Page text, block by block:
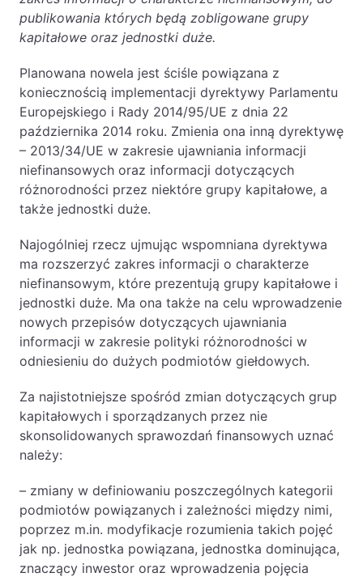
Baza wiedzy
Ochrona majątku i planowanie podatkowe
Doradztwo sukcesyjne
Ochrona majątku
Planowanie podatkowe
Restrukturyzacje
Spółki zagraniczne – wsparcie
przedsiębiorców poza granicami RP
Obsługa korporacyjna
Bieżące doradztwo prawne
Bieżące doradztwo prawne dla spółek z
branży IT
Doradztwo podatkowe
Modelowanie i optymalizacja działalności IT
Przekształcenia spółek
międzynarodowym
Rejestracja spółek prawa handlowego
Legalizacja pobytu i pracy cudzoziemców
publikowania których będą zobligowane grupy
kapitałowe oraz jednostki duże.
Planowana nowela jest ściśle powiązana z
koniecznością implementacji dyrektywy Parlamentu
Europejskiego i Rady 2014/95/UE z dnia 22
października 2014 roku. Zmienia ona inną dyrektywę
– 2013/34/UE w zakresie ujawniania informacji
niefinansowych oraz informacji dotyczących
różnorodności przez niektóre grupy kapitałowe, a
także jednostki duże.
Najogólniej rzecz ujmując wspomniana dyrektywa
ma rozszerzyć zakres informacji o charakterze
niefinansowym, które prezentują grupy kapitałowe i
jednostki duże. Ma ona także na celu wprowadzenie
nowych przepisów dotyczących ujawniania
informacji w zakresie polityki różnorodności w
odniesieniu do dużych podmiotów giełdowych.
Za najistotniejsze spośród zmian dotyczących grup
kapitałowych i sporządzanych przez nie
skonsolidowanych sprawozdań finansowych uznać
należy:
– zmiany w definiowaniu poszczególnych kategorii
podmiotów powiązanych i zależności między nimi,
poprzez m.in. modyfikacje rozumienia takich pojęć
jak np. jednostka powiązana, jednostka dominująca,
znaczący inwestor oraz wprowadzenia pojęcia